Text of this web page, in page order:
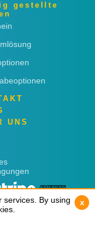
gestellte
UNS
services. By using
x
services. By using
x